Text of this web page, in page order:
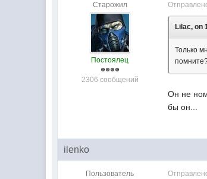
Старожил
Постоялец
2306 сообщений
Lilac, on
Только
Он не
бы он...
ilenko
Пользователь